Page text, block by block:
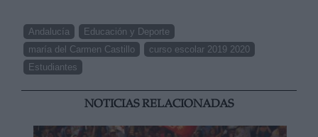
Andalucía
Educación y Deporte
maría del Carmen Castillo
curso escolar 2019 2020
Estudiantes
NOTICIAS RELACIONADAS